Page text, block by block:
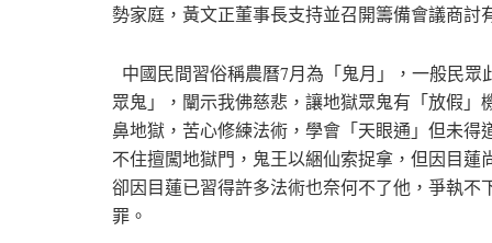
勢家庭，黃文正董事長支持並召開籌備會議商討
中國民間習俗稱農曆7月為「鬼月」，一般民
眾鬼」，闡示我佛慈悲，讓地獄眾鬼有「放假
鼻地獄，苦心修練法術，學會「天眼通」但未
不住擅闖地獄門，鬼王以綑仙索捉拿，但因目
卻因目蓮已習得許多法術也奈何不了他，爭執
罪。